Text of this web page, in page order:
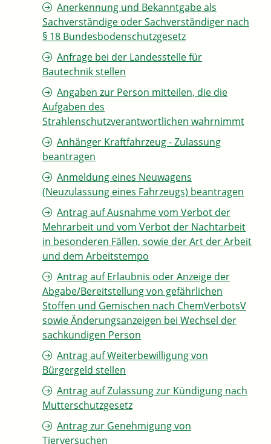
Anerkennung und Bekanntgabe als
Sachverständige oder Sachverständiger nach
§ 18 Bundesbodenschutzgesetz
Anfrage bei der Landesstelle für
Bautechnik stellen
Angaben zur Person mitteilen, die die
Aufgaben des
Strahlenschutzverantwortlichen wahrnimmt
Anhänger Kraftfahrzeug - Zulassung
beantragen
Anmeldung eines Neuwagens
(Neuzulassung eines Fahrzeugs) beantragen
Antrag auf Ausnahme vom Verbot der
Mehrarbeit und vom Verbot der Nachtarbeit
in besonderen Fällen, sowie der Art der Arbeit
und dem Arbeitstempo
Antrag auf Erlaubnis oder Anzeige der
Abgabe/Bereitstellung von gefährlichen
Stoffen und Gemischen nach ChemVerbotsV
sowie Änderungsanzeigen bei Wechsel der
sachkundigen Person
Antrag auf Weiterbewilligung von
Bürgergeld stellen
Antrag auf Zulassung zur Kündigung nach
Mutterschutzgesetz
Antrag zur Genehmigung von
Tierversuchen